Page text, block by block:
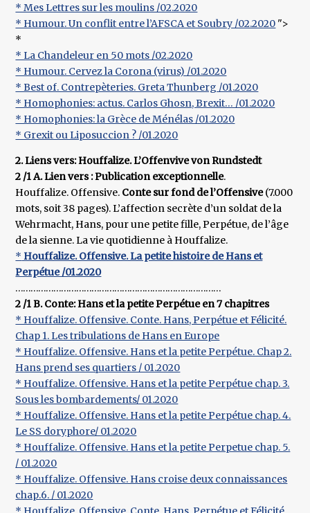
* Mes Lettres sur les moulins /02.2020
* Humour. Un conflit entre l’AFSCA et Soubry /02.2020 ">
*
* La Chandeleur en 50 mots /02.2020
* Humour. Cervez la Corona (virus) /01.2020
* Best of. Contrepèteries. Greta Thunberg /01.2020
* Homophonies: actus. Carlos Ghosn, Brexit… /01.2020
* Homophonies: la Grèce de Ménélas /01.2020
* Grexit ou Liposuccion ? /01.2020
2. Liens vers: Houffalize. L’Offenvive von Rundstedt
2 /1 A. Lien vers : Publication exceptionnelle.
Houffalize. Offensive. Conte sur fond de l’Offensive(7.000
mots, soit 38 pages). L’affection secrète d’un soldat de la
Wehrmacht, Hans, pour une petite fille, Perpétue, de l’âge
de la sienne. La vie quotidienne à Houffalize.
* Houffalize. Offensive. La petite histoire de Hans et
Perpétue /01.2020
………………………………………………………………………
2 /1 B. Conte: Hans et la petite Perpétue en 7 chapitres
* Houffalize. Offensive. Conte. Hans, Perpétue et Félicité.
Chap 1. Les tribulations de Hans en Europe
* Houffalize. Offensive. Hans et la petite Perpétue. Chap 2.
Hans prend ses quartiers / 01.2020
* Houffalize. Offensive. Hans et la petite Perpétue chap. 3.
Sous les bombardements/ 01.2020
* Houffalize. Offensive. Hans et la petite Perpétue chap. 4.
Le SS doryphore/ 01.2020
* Houffalize. Offensive. Hans et la petite Perpetue chap. 5.
/ 01.2020
* Houffalize. Offensive. Hans croise deux connaissances
chap.6. / 01.2020